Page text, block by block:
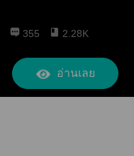
355 2.28K
อ่านเลย